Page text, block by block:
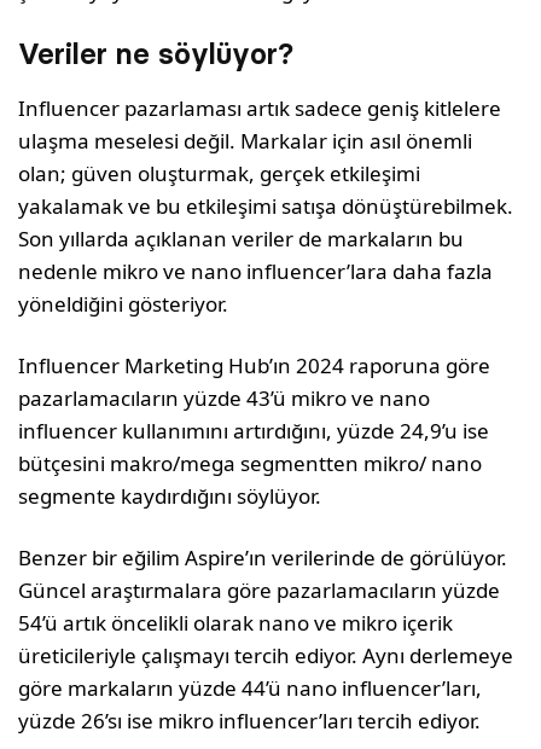
Veriler ne söylüyor?
Influencer pazarlaması artık sadece geniş kit­lelere
ulaşma meselesi değil. Markalar için asıl önemli
olan; güven oluşturmak, gerçek etkileşimi
yakalamak ve bu etkileşimi satışa dönüştürebil­mek.
Son yıllarda açıklanan veriler de markaların bu
nedenle mikro ve nano influencer’lara daha fazla
yöneldiğini gösteriyor.
Influencer Marketing Hub’ın 2024 raporuna göre
pazarlamacıların yüzde 43’ü mikro ve nano
influencer kullanımını artırdığını, yüzde 24,9’u ise
bütçesini makro/mega segmentten mikro/ nano
segmente kaydırdığını söylüyor.
Benzer bir eğilim Aspire’ın verilerinde de görülü­yor.
Güncel araştırmalara göre pazarlamacıların yüzde
54’ü artık öncelikli olarak nano ve mikro içerik
üreticileriyle çalışmayı tercih ediyor. Aynı derlemeye
göre markaların yüzde 44’ü nano inf­luencer’ları,
yüzde 26’sı ise mikro influencer’ları tercih ediyor.